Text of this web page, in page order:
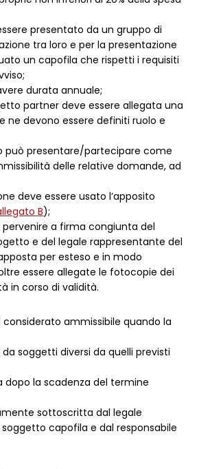
presentato da un gruppo di
tra loro e per la presentazione
un capofila che rispetti i requisiti
durata annuale;
partner deve essere allegata una
ne devono essere definiti ruolo e
può presentare/partecipare come
delle relative domande, ad
deve essere usato l’apposito
B);
a firma congiunta del
e del legale rappresentante del
per esteso e in modo
essere allegate le fotocopie dei
in corso di validità.
ammissibile quando la
soggetti diversi da quelli previsti
dopo la scadenza del termine
sottoscritta dal legale
capofila e dal responsabile